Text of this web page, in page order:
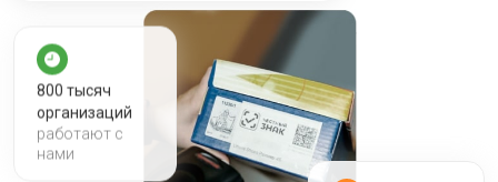
800 тысяч
организаций
работают с
нами